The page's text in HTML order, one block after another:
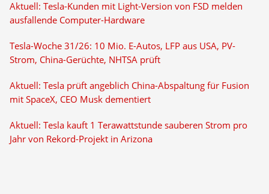
Aktuell: Tesla-Kunden mit Light-Version von FSD melden
ausfallende Computer-Hardware
Tesla-Woche 31/26: 10 Mio. E-Autos, LFP aus USA, PV-
Strom, China-Gerüchte, NHTSA prüft
Aktuell: Tesla prüft angeblich China-Abspaltung für Fusion
mit SpaceX, CEO Musk dementiert
Aktuell: Tesla kauft 1 Terawattstunde sauberen Strom pro
Jahr von Rekord-Projekt in Arizona